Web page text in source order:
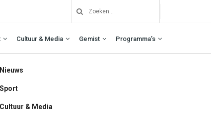
Cultuur & Media Gemist Programma’s
Nieuws
Sport
Cultuur & Media